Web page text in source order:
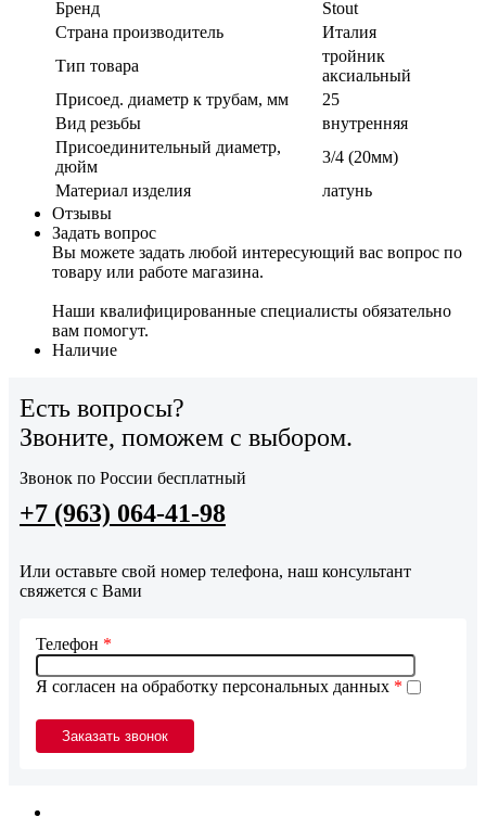
Бренд
Stout
Страна производитель
Италия
Тип товара
тройник
аксиальный
Присоед. диаметр к трубам, мм
25
Вид резьбы
внутренняя
Присоединительный диаметр,
дюйм
3/4 (20мм)
Материал изделия
латунь
Отзывы
Задать вопрос
Вы можете задать любой интересующий вас вопрос по
товару или работе магазина.
Наши квалифицированные специалисты обязательно
вам помогут.
Наличие
Есть вопросы?
Звоните, поможем с выбором.
Звонок по России бесплатный
+7 (963) 064-41-98
Или оставьте свой номер телефона, наш консультант
свяжется с Вами
Я согласен на обработку персональных данных *
Телефон *